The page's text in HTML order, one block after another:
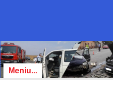
Meniu...